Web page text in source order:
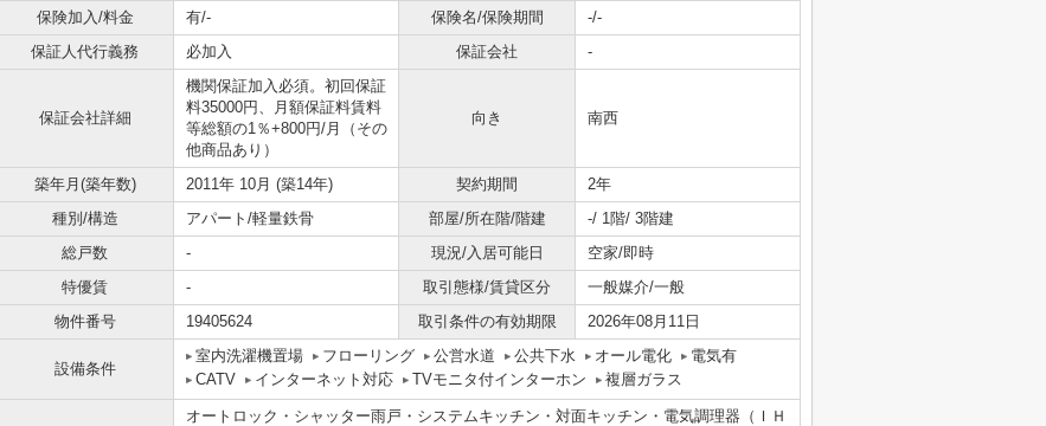
保険加入/料金
有/- 保険名/保険期間
-/-
保証人代行義務
必加入 保証会社 -
保証会社詳細
機関保証加入必須。初回保証
料35000円、月額保証料賃料
等総額の1％+800円/月（その
他商品あり）
向き 南西
築年月(築年数) 2011年 10月 (築14年) 契約期間
2年
種別/構造
アパート/軽量鉄骨 部屋/所在階/階建
-/ 1階/ 3階建
総戸数
- 現況/入居可能日
空家/即時
特優賃
- 取引態様/賃貸区分
一般媒介/一般
物件番号
19405624 取引条件の有効期限 2026年08月11日
設備条件
室内洗濯機置場 フローリング 公営水道 公共下水 オール電化
電気有
CATV
インターネット対応 TVモニタ付インターホン 複層ガラス
オートロック・シャッター雨戸・システムキッチン・対面キッチン・電気調理器（ＩＨ